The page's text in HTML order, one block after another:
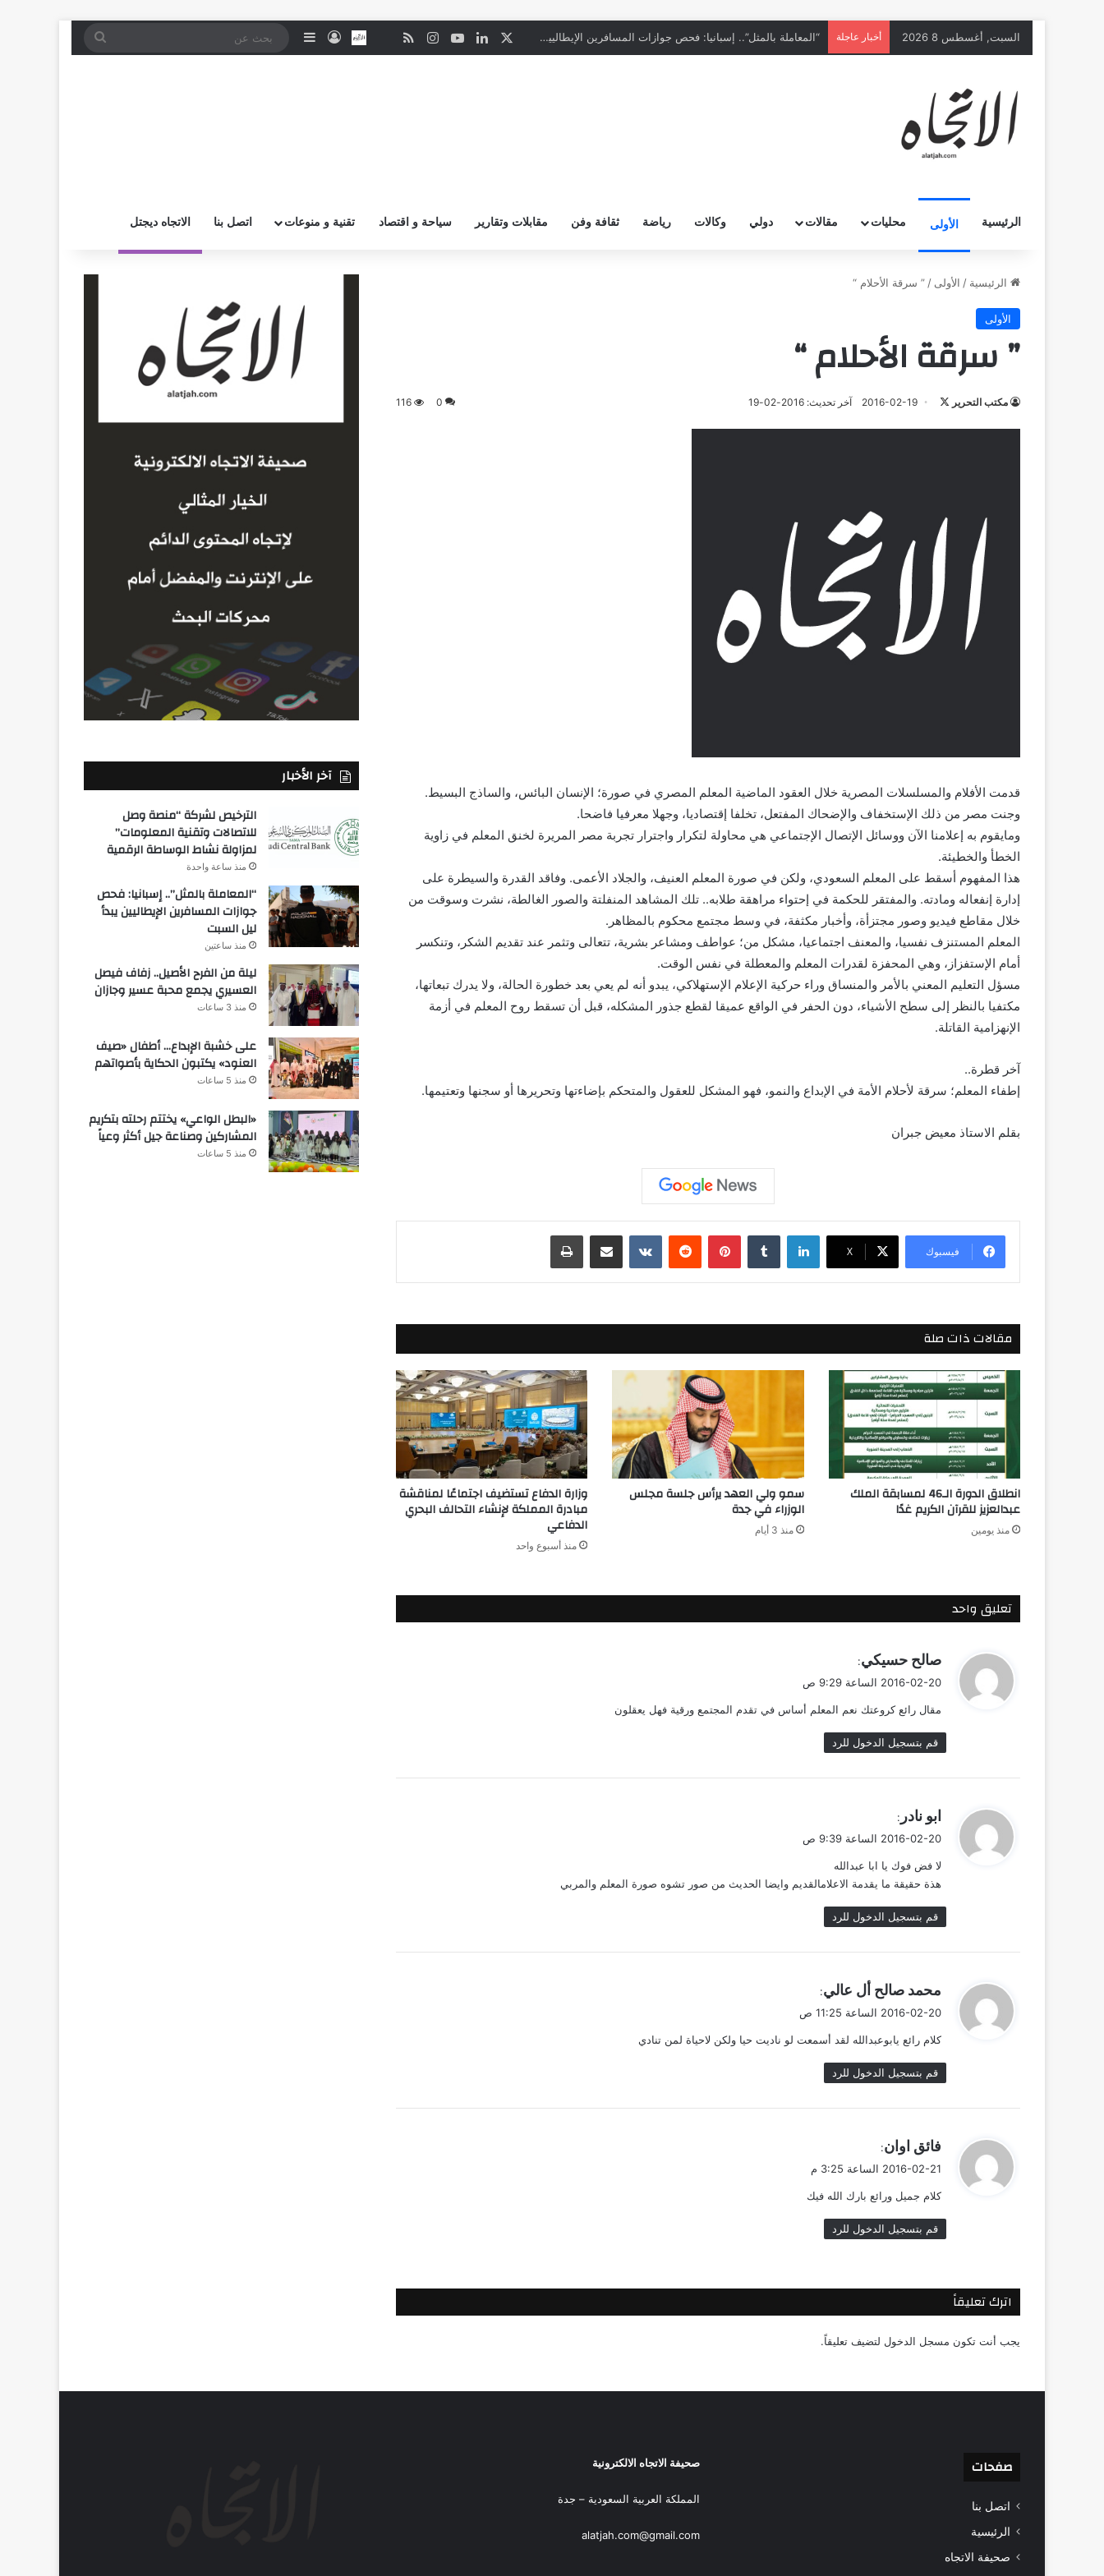
السبت, أغسطس 8 2026 أخبار عاجلة “المعاملة بالمثل”.. إسبانيا: فحص جوازات المسافرين الإيطاليين يبدأ ليل السبت لينكدإن‫YouTube
انستقرامملخص الموقع RSS
نبض اتصل بــنـا
تسجيل الدخول
إضافة عمود جانبي
بحث
الرئيسية الأولى محليات مقالات دولي وكالات رياضة ثقافة وفن مقابلات وتقارير سياحة و اقتصاد تقنية و منوعات اتصل بنا الاتجاه ديجتل
الرئيسية / الأولى / ” سرقة اﻷحلام “
الأولى
” سرقة اﻷحلام “
مكتب التحرير 2016-02-19 آخر تحديث: 2016-02-19 0
116
قدمت اﻷفلام والمسلسلات المصرية خلال العقود الماضية المعلم المصري في صورة؛ اﻹنسان البائس، والساذج البسيط.
وجنت مصر من ذلك اﻹستخفاف والإضحاك المفتعل، تخلفا إقتصاديا، وجهلا معرفيا فاضحا.
ومايقوم به إعلامنا اﻵن ووسائل اﻹتصال اﻹجتماعي هي محاولة لتكرار واجترار تجربة مصر المريرة لخنق المعلم في زاوية
الخطأ والخطيئة.
هذا المفهوم أسقط على المعلم السعودي، ولكن في صورة المعلم العنيف، والجلاد اﻷعمى. وفاقد القدرة والسيطرة على
إدارة إنفعاله ومادته. والمفتقر للحكمة في إحتواء مراهقة طلابه.. تلك المشاهد المنفلتة والصور الغالطة، نشرت وسوقت من
خلال مقاطع فيديو وصور مجتزأة، وأخبار مكثفة، في وسط مجتمع محكوم بالمظاهر.
المعلم المستنزف نفسيا، والمعنف اجتماعيا، مشكل من؛ عواطف ومشاعر بشرية، تتعالى وتثمر عند تقديم الشكر، وتنكسر
أمام اﻹستفزاز، وهي المحفزة لقدرات المعلم والمعطلة في نفس الوقت.
مسؤل التعليم المعني باﻷمر والمنساق وراء حركية اﻹعلام اﻹستهلاكي، يبدو أنه لم يعي بعد خطورة الحالة، ولا يدرك تبعاتها،
مكتفيا بالنظر إلى سطح اﻷشياء، دون الحفر في الواقع عميقا لقطع جذور المشكله، قبل أن تسقط روح المعلم في أزمة
الإنهزامية القاتلة.
آخر قطرة..
إطفاء المعلم؛ سرقة لأحلام الأمة في اﻹبداع والنمو، فهو المشكل للعقول والمتحكم بإضاءتها وتحريرها أو سجنها وتعتيمها.
بقلم الاستاذ معيض جبران
فيسبوك ‫X
لينكدإن بينتيريست مشاركة عبر البريد طباعة
مقالات ذات صلة
انطلاق الدورة الـ46 لمسابقة الملك
عبدالعزيز للقرآن الكريم غدًا
منذ يومين
سمو ولي العهد يرأس جلسة مجلس
الوزراء في جدة
منذ 3 أيام
وزارة الدفاع تستضيف اجتماعًا لمناقشة
مبادرة المملكة لإنشاء التحالف البحري
الدفاعي
منذ أسبوع واحد
تعليق واحد
ي
ل
صالح حسيكي:
2016-02-20 الساعة 9:29 ص
مقال رائع كروعتك نعم المعلم أساس في تقدم المجتمع ورقية فهل يعقلون
قم بتسجيل الدخول للرد
ي
ل
ابو نادر :
2016-02-20 الساعة 9:39 ص
لا فض فوك يا ابا عبدالله
هذة حقيقة ما يقدمة الاعلامالقديم وايضا الحديث من صور تشوه صورة المعلم والمربي
قم بتسجيل الدخول للرد
ل
محمد صالح أل عالي:
2016-02-20 الساعة 11:25 ص
كلام رائع يابوعبدالله لقد أسمعت لو ناديت حيا ولكن لاحياة لمن تنادي
قم بتسجيل الدخول للرد
ي
ل
فائق اوان:
2016-02-21 الساعة 3:25 م
كلام جميل ورائع بارك الله فيك
قم بتسجيل الدخول للرد
اترك تعليقاً
يجب أنت تكون مسجل الدخول لتضيف تعليقاً.
آخر الأخبار
الترخيص لشركة “منصة وصل
للاتصالات وتقنية المعلومات”
لمزاولة نشاط الوساطة الرقمية
منذ ساعة واحدة
“المعاملة بالمثل”.. إسبانيا: فحص
جوازات المسافرين الإيطاليين يبدأ
ليل السبت
منذ ساعتين
ليلة من الفرح الأصيل.. زفاف فيصل
العسيري يجمع محبة عسير وجازان
منذ 3 ساعات
على خشبة الإبداع… أطفال «صيف
العنود» يكتبون الحكاية بأصواتهم
منذ 5 ساعات
«البطل الواعي» يختتم رحلته بتكريم
المشاركين وصناعة جيل أكثر وعياً
منذ 5 ساعات
صفحات
اتصل بنا
الرئيسية
صحيفة الاتجاه
صحيفة الاتجاه الالكترونية
المملكة العربية السعودية – جدة
alatjah.com@gmail.com